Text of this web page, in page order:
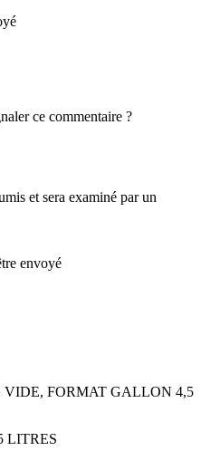
ce commentaire ?
et sera examiné par un
envoyé
LITRES